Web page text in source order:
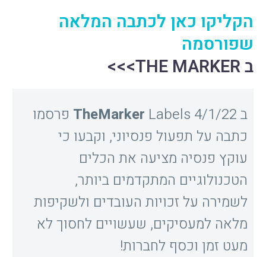
הקליקו כאן לכתבה המלאה
שפורסמה
ב THE MARKER>>>
ב 4/1/22 TheMarker Labels פרסמו
כתבה על תפעול פנסיוני, וקבעו כי
עוקץ פנסיה מציעה את הכלים
הטכנולוגיים המתקדמים ביותר,
לשמירה על זכויות העובדים ולשקיפות
מלאה למעסיקים, שעשויים לחסוך לא
מעט זמן וכסף לחברות!